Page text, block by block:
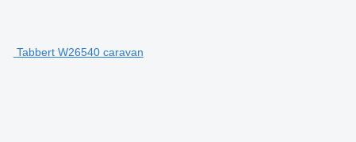
Tabbert W26540 caravan